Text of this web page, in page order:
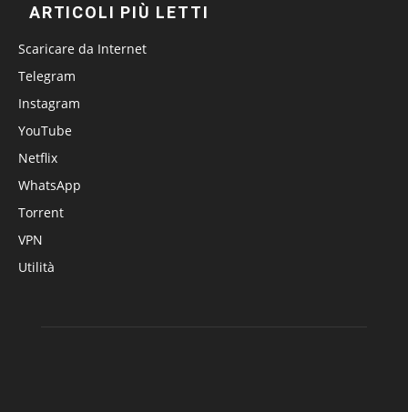
ARTICOLI PIÙ LETTI
Scaricare da Internet
Telegram
Instagram
YouTube
Netflix
WhatsApp
Torrent
VPN
Utilità